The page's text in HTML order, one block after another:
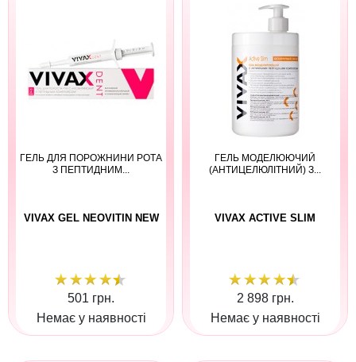
ГЕЛЬ ДЛЯ ПОРОЖНИНИ РОТА
З ПЕПТИДНИМ...
VIVAX GEL NEOVITIN NEW
501 грн.
Немає у наявності
ГЕЛЬ МОДЕЛЮЮЧИЙ
(АНТИЦЕЛЮЛІТНИЙ) З...
VIVAX ACTIVE SLIM
2 898 грн.
Немає у наявності